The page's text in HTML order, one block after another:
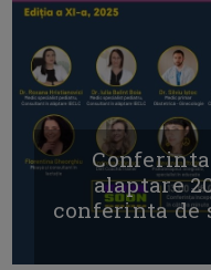
alaptare
conferinta de